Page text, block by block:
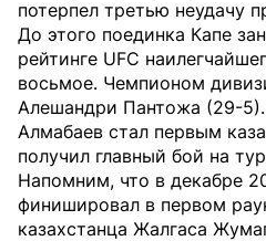
потерпел третью неудачу
До этого поединка Капе
рейтинге UFC
восьмое. Чемпионом
Алешандри Пантожа (29-5).
Алмабаев стал первым
получил главный бой на
Напомним, что в декабре
финишировал в первом
казахстанца Жалгаса